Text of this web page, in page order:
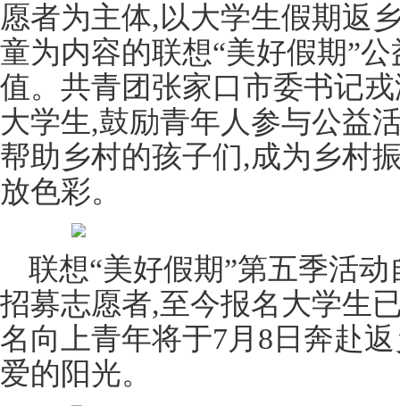
愿者为主体,以大学生假期返
童为内容的联想“美好假期”
值。共青团张家口市委书记
大学生,鼓励青年人参与公益
帮助乡村的孩子们,成为乡村
放色彩。
联想“美好假期”第五季活
招募志愿者,至今报名大学生
名向上青年将于7月8日奔赴
爱的阳光。